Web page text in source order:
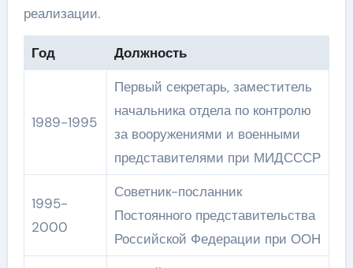
реализации.
Год Должность
1989-1995
Первый секретарь, заместитель
начальника отдела по контролю
за вооружениями и военными
представителями при МИДСССР
1995-
2000
Советник-посланник
Постоянного представительства
Российской Федерации при ООН